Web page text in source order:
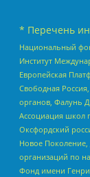
* Перечень
Национальный
Институт
Европейская
Свободная
органов, Фалунь
Ассоциация школ
Оксфордский
Новое Поколение,
организаций по
Фонд имени